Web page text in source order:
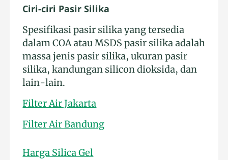
Ciri-ciri Pasir Silika
Spesifikasi pasir silika yang tersedia
dalam COA atau MSDS pasir silika adalah
massa jenis pasir silika, ukuran pasir
silika, kandungan silicon dioksida, dan
lain-lain.
Filter Air Jakarta
Filter Air Bandung
Harga Silica Gel